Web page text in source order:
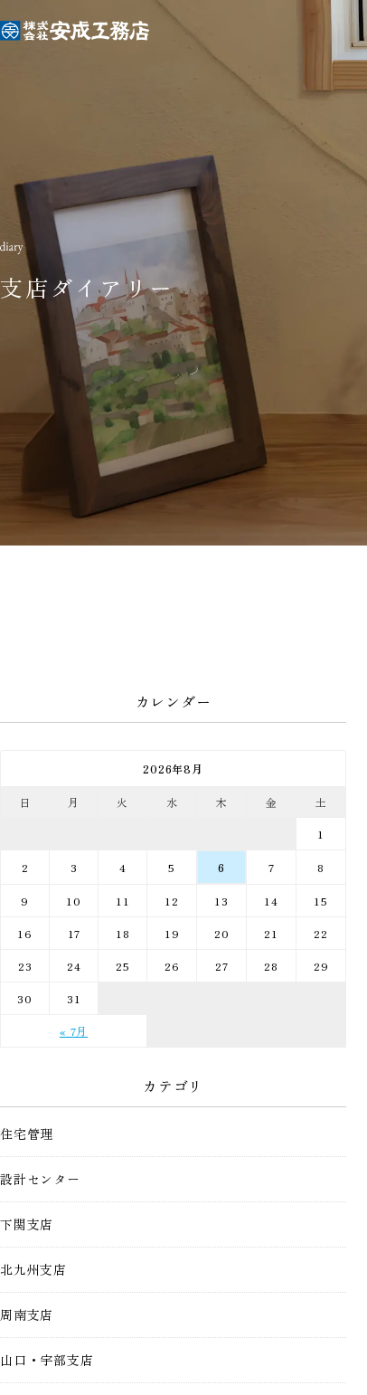
支店ダイアリー
カレンダー
2026年8月
日 月 火 水 木 金 土
« 7月
1
2 3 4 5 6 7 8
9 10 11 12 13 14 15
16 17 18 19 20 21 22
23 24 25 26 27 28 29
30 31
カテゴリ
住宅管理
設計センター
下関支店
北九州支店
周南支店
山口・宇部支店